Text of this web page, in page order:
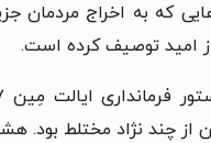
که به اخراج مردمان
امید توصیف کرده است.
چند نژاد مختلط بود.